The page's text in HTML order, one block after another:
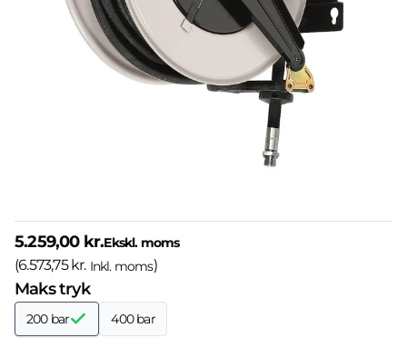
5.259,00 kr.Ekskl. moms
(6.573,75 kr. Inkl. moms)
Maks tryk
200 bar 400 bar